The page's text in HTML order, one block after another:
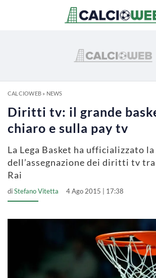
CALCIOWEB» NEWS
Diritti tv: il grande
chiaro e sulla pay tv
La Lega Basket ha ufficializzato
dell’assegnazione dei diritti tv tra
Rai
diStefano Vitetta 4 Ago 2015 | 17:38